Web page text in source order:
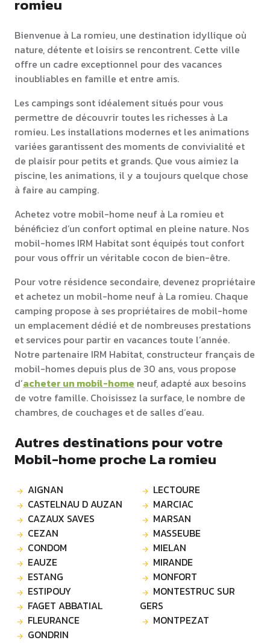
romieu
Bienvenue à La romieu, une destination idyllique où
nature, détente et loisirs se rencontrent. Cette ville
offre un cadre exceptionnel pour des vacances
inoubliables en famille et entre amis.
Les campings sont idéalement situés pour vous
permettre de découvrir toutes les richesses à La
romieu. Les installations modernes et les animations
variées garantissent des moments de convivialité et
de plaisir pour petits et grands. Que vous aimiez la
piscine, les animations, il y a toujours quelque chose
à faire au camping.
Achetez votre mobil-home neuf à La romieu et
bénéficiez d’un confort optimal en pleine nature. Nos
mobil-homes IRM Habitat sont équipés tout confort
pour vous offrir un véritable cocon de bien-être.
Pour votre résidence secondaire, devenez propriétaire
et achetez un mobil-home neuf à La romieu. Chaque
camping propose à ses propriétaires de mobil-home
un emplacement dédié et de nombreuses prestations
et services pour partir en vacances toute l’année.
Notre partenaire IRM Habitat, constructeur français de
mobil-homes depuis plus de 30 ans, vous propose
d’acheter un mobil-home neuf, adapté aux besoins
de votre famille. Choisissez la surface, le nombre de
chambres, de couchages et de salles d’eau.
Autres destinations pour votre
Mobil-home proche La romieu
AIGNAN
CASTELNAU D AUZAN
CAZAUX SAVES
CEZAN
CONDOM
EAUZE
ESTANG
ESTIPOUY
FAGET ABBATIAL
FLEURANCE
GONDRIN
LECTOURE
MARCIAC
MARSAN
MASSEUBE
MIELAN
MIRANDE
MONFORT
MONTESTRUC SUR
GERS
MONTPEZAT